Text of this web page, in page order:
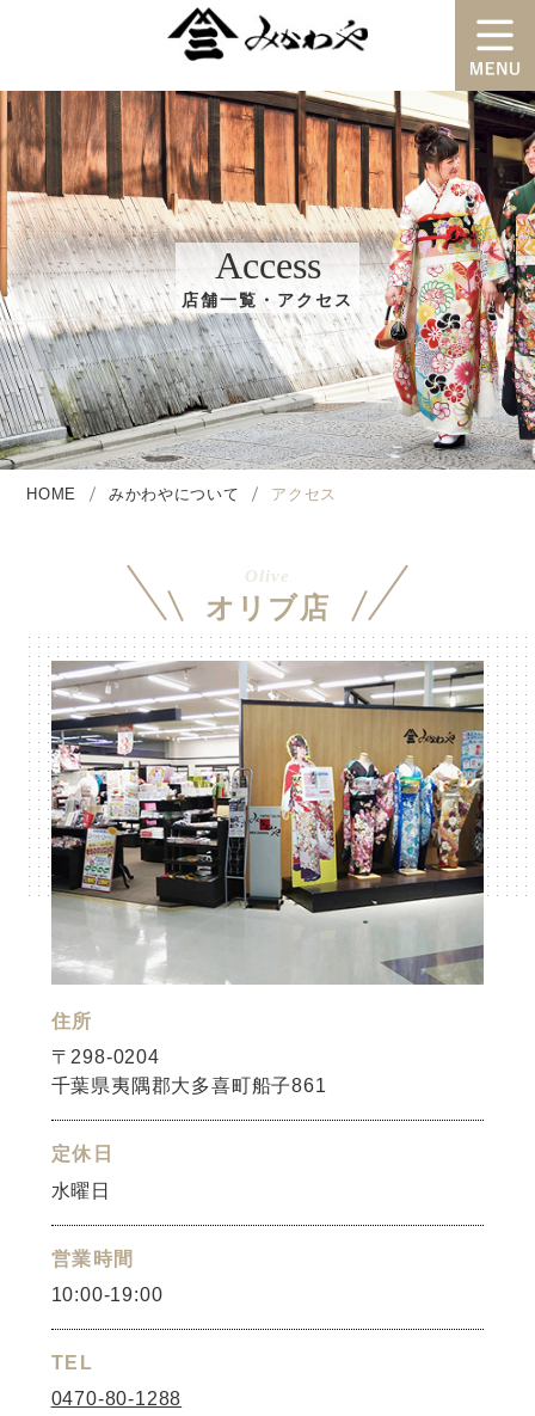
Access
店舗一覧・アクセス
HOME みかわやについて アクセス
Olive
オリブ店
住所
〒298-0204
千葉県夷隅郡大多喜町船子861
定休日
水曜日
営業時間
10:00-19:00
TEL
0470-80-1288